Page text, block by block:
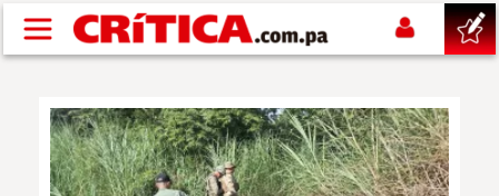
Pasar al contenido principal
SUCESOS